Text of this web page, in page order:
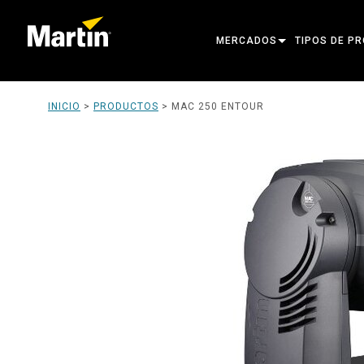
MERCADOS
CREATE THE MOMENT
TIPOS DE
LUCES
LUCES
POTENCIA Y
PRODUCTOS
INICIO > PRODUCTOS > MAC 250 ENTOUR